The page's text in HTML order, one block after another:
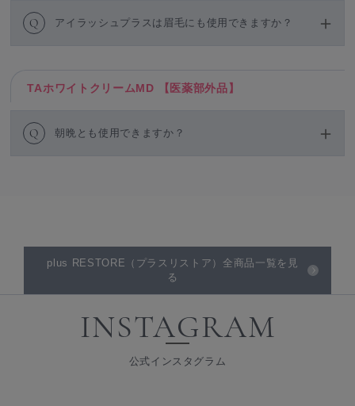
Q アイラッシュプラスは眉毛にも使用できますか？
TAホワイトクリームMD 【医薬部外品】
Q 朝晩とも使用できますか？
plus RESTORE（プラスリストア）全商品一覧を見
る
INSTAGRAM
公式インスタグラム